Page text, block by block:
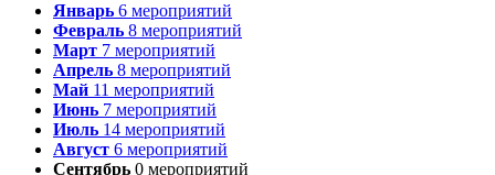
развернуть
Январь 6 мероприятий
Февраль 8 мероприятий
Март 7 мероприятий
Апрель 8 мероприятий
Май 11 мероприятий
Июнь 7 мероприятий
Июль 14 мероприятий
Август 6 мероприятий
Сентябрь 0 мероприятий